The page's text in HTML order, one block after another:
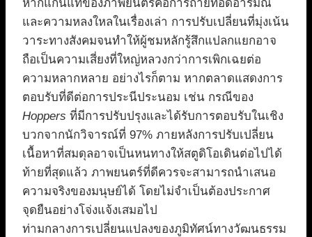
หากแก่นแท้ของภาพยนตร์คือการถ่ายทอดอารมณ์
และความหลงใหลในเรื่องเล่า การปรับเปลี่ยนที่มุ่งเน้น
วาระทางสังคมจนทำให้ผู้ชมหลักรู้สึกแปลกแยกอาจ
ถือเป็นความเสี่ยงที่ใหญ่หลวงกว่าการเพิกเฉยต่อ
ความหลากหลาย อย่างไรก็ตาม หากตลาดแสดงการ
ตอบรับที่ดีต่อการประนีประนอม เช่น กรณีของ
Hoppers ที่มีการปรับปรุงและได้รับการตอบรับในเชิง
บวกจากนักวิจารณ์ที่ 97% ภายหลังการปรับเปลี่ยน
เนื้อหาที่สมดุลอาจเป็นหนทางให้สตูดิโอเดินต่อไปได้
ท้ายที่สุดแล้ว ภาพยนตร์ที่ดีควรจะสามารถนำเสนอ
ความจริงของมนุษย์ได้ โดยไม่จำเป็นต้องประกาศ
จุดยืนอย่างโจ่งแจ้งเสมอไป
ท่ามกลางการเปลี่ยนแปลงของภูมิทัศน์ทางวัฒนธรรม